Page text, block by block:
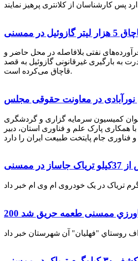
لیتر گازوئیل در ممسنی
نفتی بلافاصله در محل حاضر و
به بارگیری غیرقانونی گازوئیل به قصد
قاچاق می‌کرده است.
نورآبادی در معاونت حقوقی مجلس
کمیسیون سرمایه گزاری و گردشگری
همکاری پارک علم و فناوری استان، دبیر
ممسنی
كشاورزي ممسنی طعمه حریق شد